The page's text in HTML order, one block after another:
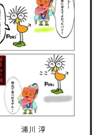
浦川 淳